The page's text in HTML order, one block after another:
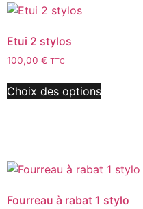
Etui 2 stylos
100,00 € TTC
Choix des options
Fourreau à rabat 1 stylo